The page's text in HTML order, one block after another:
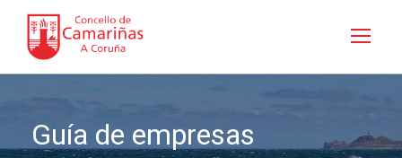
Guía de empresas